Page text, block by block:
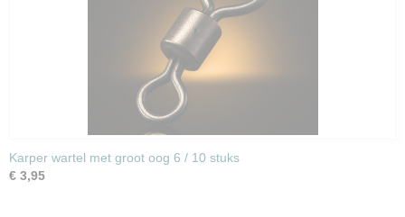
Karper wartel met groot oog 6 / 10 stuks
€ 3,95